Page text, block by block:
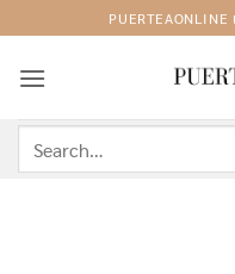
to
content
for: